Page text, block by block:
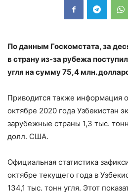
По данным Госкомстата, за
в страну из-за рубежа
угля на сумму 75,4 млн.
Приводится также информация
октябре 2020 года Узбекистан
зарубежные страны 1,3 тыс.
долл. США.
Официальная статистика
октябре текущего года в
134,1 тыс. тонн угля. Этот